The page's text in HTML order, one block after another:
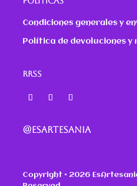
Condiciones generales y
Política de devoluciones y
RRSS
@ESARTESANIA
Copyright © 2026